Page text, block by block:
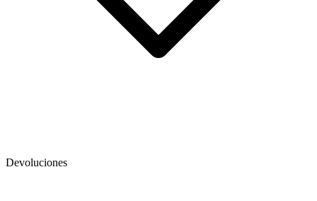
Devoluciones